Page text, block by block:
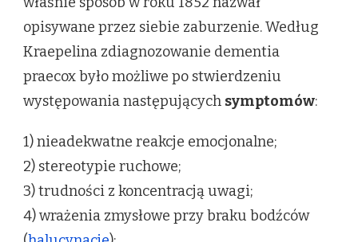
opisywane przez siebie zaburzenie. Według
Kraepelina zdiagnozowanie dementia
praecox było możliwe po stwierdzeniu
występowania następujących symptomów:
1) nieadekwatne reakcje emocjonalne;
2) stereotypie ruchowe;
3) trudności z koncentracją uwagi;
4) wrażenia zmysłowe przy braku bodźców